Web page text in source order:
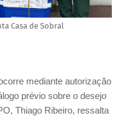
Casa de Sobral
mediante autorização
prévio sobre o desejo
Thiago Ribeiro, ressalta